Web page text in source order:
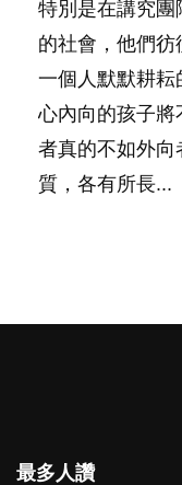
特別是在講究團
的社會，他們彷
一個人默默耕
心內向的孩子將
者真的不如外
質，各有所長...
然能走到白頭，
料？ 經營婚姻
是大家說得那
間太多語言，
非？聽聽專家怎
太差，日常自理
一，還是魚與
要陪玩製造親
務……當父母的
一樣重要至極
和心理健康。...
最多人讚